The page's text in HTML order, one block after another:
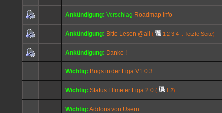
Ankündigung: Vorschlag Roadmap Info
Ankündigung: Bitte Lesen @all ( 1 2 3 4 letzte Seite)
Ankündigung: Danke !
Wichtig: Bugs in der Liga V1.0.3
Wichtig: Status Elfmeter Liga 2.0 ( 1 2)
Wichtig: Addons von Usern